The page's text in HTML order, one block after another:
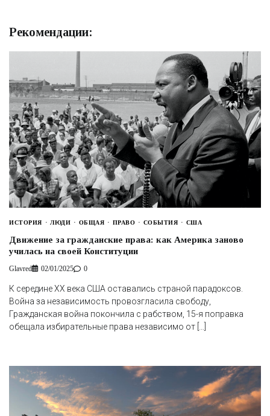
Рекомендации:
ИСТОРИЯ ЛЮДИ ОБЩАЯ ПРАВО СОБЫТИЯ США
Движение за гражданские права: как Америка заново
училась на своей Конституции
Glavred 02/01/2025 0
К середине XX века США оставались страной парадоксов.
Война за независимость провозгласила свободу,
Гражданская война покончила с рабством, 15-я поправка
обещала избирательные права независимо от […]